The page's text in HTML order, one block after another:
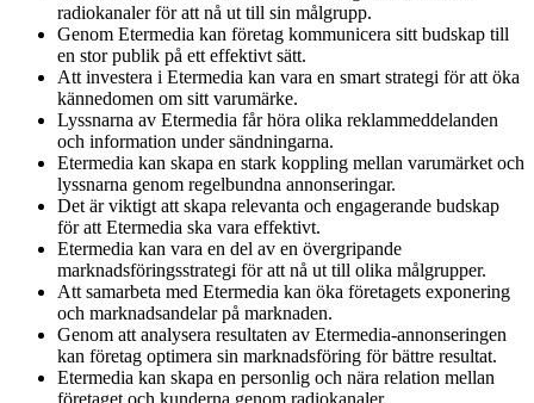
radiokanaler för att nå ut till sin målgrupp.
Genom Etermedia kan företag kommunicera sitt budskap till
en stor publik på ett effektivt sätt.
Att investera i Etermedia kan vara en smart strategi för att öka
kännedomen om sitt varumärke.
Lyssnarna av Etermedia får höra olika reklammeddelanden
och information under sändningarna.
Etermedia kan skapa en stark koppling mellan varumärket och
lyssnarna genom regelbundna annonseringar.
Det är viktigt att skapa relevanta och engagerande budskap
för att Etermedia ska vara effektivt.
Etermedia kan vara en del av en övergripande
marknadsföringsstrategi för att nå ut till olika målgrupper.
Att samarbeta med Etermedia kan öka företagets exponering
och marknadsandelar på marknaden.
Genom att analysera resultaten av Etermedia-annonseringen
kan företag optimera sin marknadsföring för bättre resultat.
Etermedia kan skapa en personlig och nära relation mellan
företaget och kunderna genom radiokanaler.